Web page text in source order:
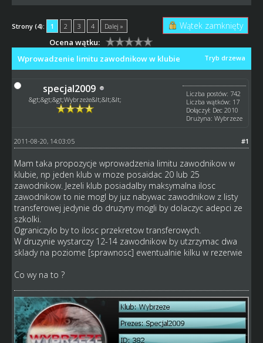
Strony (4): 1 2 3 4 Dalej » Wątek zamknięty
Ocena wątku:
Tryb drzewa
Wprowadzenie limitu zawodnikow w klubie
specjal2009
&gt;&gt;&gt;Wybrzeże&lt;&lt;&lt;
Liczba postów: 742
Liczba wątków: 17
Dołączył: Dec 2010
Drużyna: Wybrzeze
#1
2011-08-20, 14:03:05
Mam taka propozycje wprowadzenia limitu zawodnikow w
klubie, np jeden klub w moze posaidac 20 lub 25
zawodnikow. Jezeli klub posiadalby maksymalna ilosc
zawodnikow to nie mogl by juz nabywac zawodnikow z listy
transferowej jedynie do druzyny mogli by dolaczyc adepci ze
szkolki.
Ograniczylo by to ilosc przekretow transferowych.
W druzynie wystarczy 12-14 zawodnikow by utzrzymac dwa
sklady na poziome [sprawnosc] ewentualnie kilku w rezerwie
Co wy na to ?